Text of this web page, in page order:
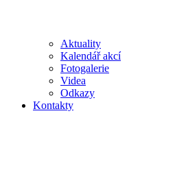
Aktuality
Kalendář akcí
Fotogalerie
Videa
Odkazy
Kontakty